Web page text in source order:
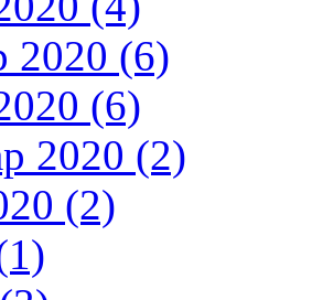
2020 (6)
(6)
2020 (2)
(2)